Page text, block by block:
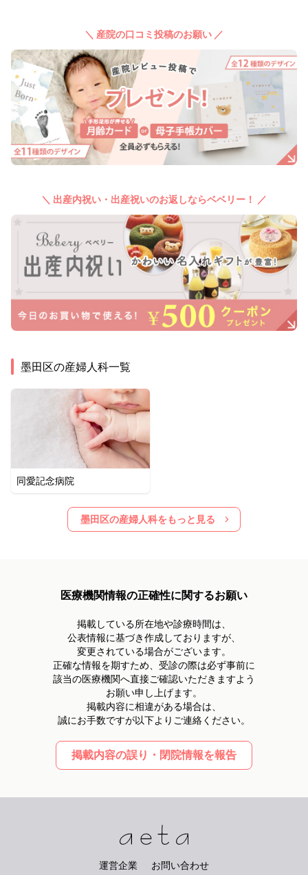
＼ 産院の口コミ投稿のお願い ／
＼ 出産内祝い・出産祝いのお返しならベベリー！ ／
墨田区の産婦人科一覧
同愛記念病院
墨田区の産婦人科をもっと見る
医療機関情報の正確性に関するお願い
掲載している所在地や診療時間は、
公表情報に基づき作成しておりますが、
変更されている場合がございます。
正確な情報を期すため、受診の際は必ず事前に
該当の医療機関へ直接ご確認いただきますよう
お願い申し上げます。
掲載内容に相違がある場合は、
誠にお手数ですが以下よりご連絡ください。
掲載内容の誤り・閉院情報を報告
運営企業 お問い合わせ